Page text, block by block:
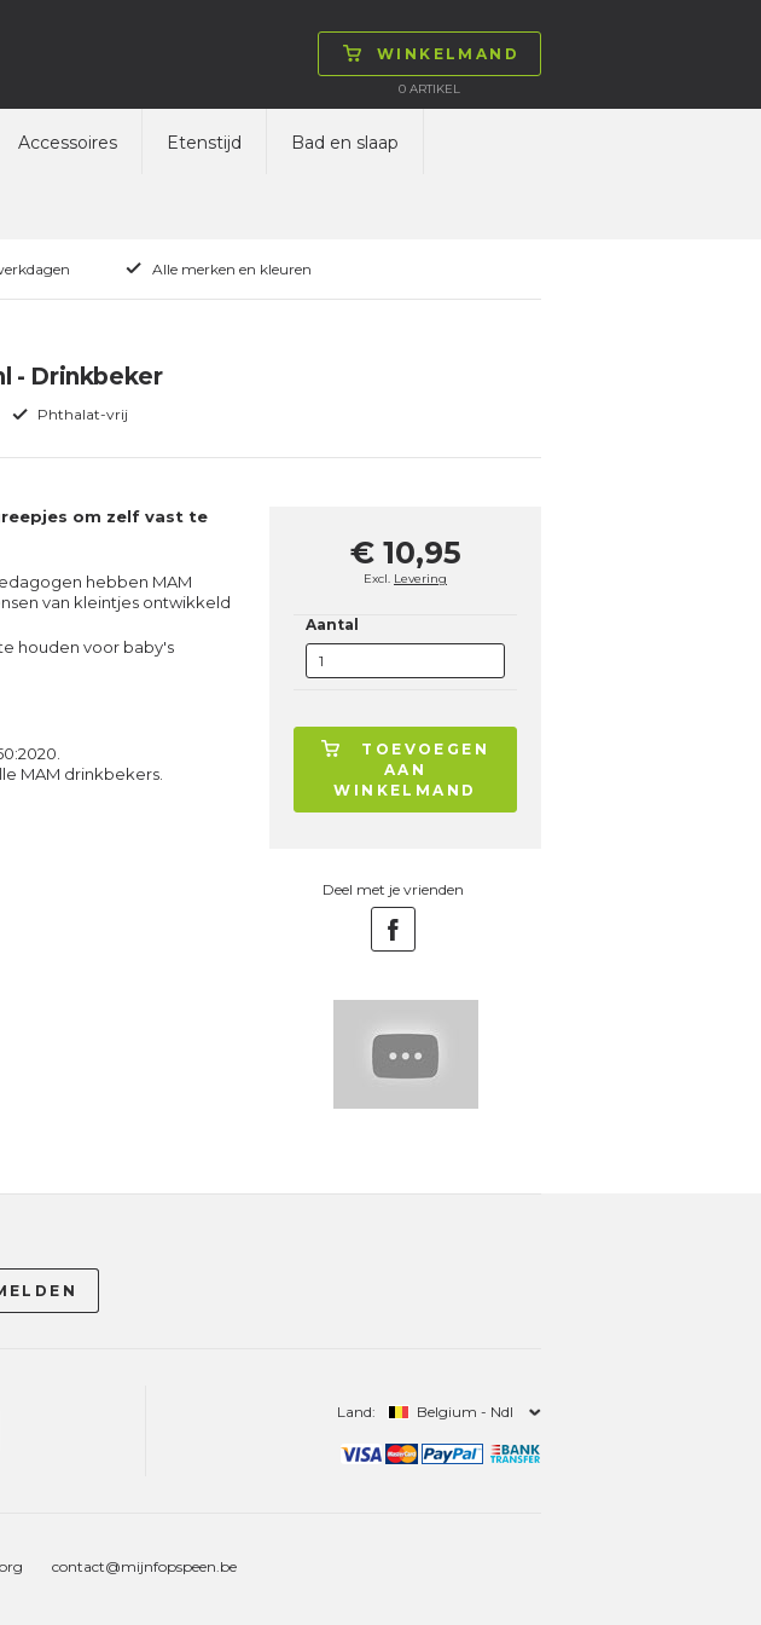
WINKELMAND
0 ARTIKEL
Accessoires Etenstijd Bad en slaap
Alle merken en kleuren
- Drinkbeker
Phthalat-vrij
om zelf vast te
hebben MAM
van kleintjes ontwikkeld
houden voor baby's
MAM drinkbekers.
€ 10,95
Excl. Levering
Aantal
TOEVOEGEN
AAN
WINKELMAND
Deel met je vrienden
Land: Belgium - Ndl
contact@mijnfopspeen.be